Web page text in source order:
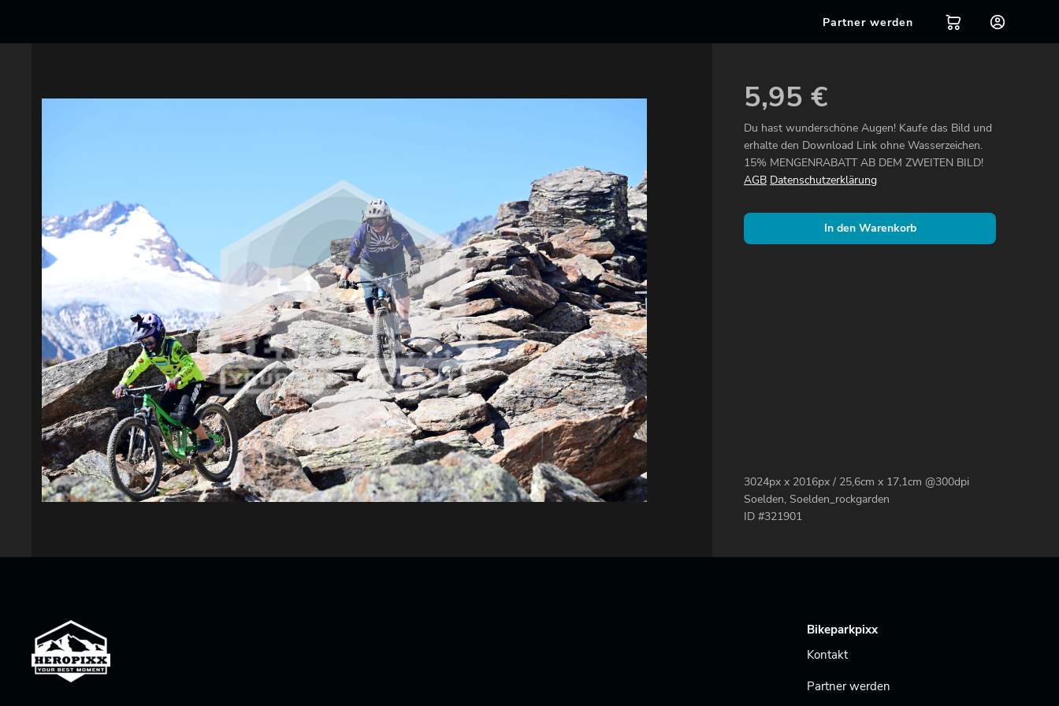
Partner werden
5,95 €
Du hast wunderschöne Augen! Kaufe das Bild und
erhalte den Download Link ohne Wasserzeichen.
15% MENGENRABATT AB DEM ZWEITEN BILD!
AGB Datenschutzerklärung
In den Warenkorb
3024px x 2016px / 25,6cm x 17,1cm @300dpi
Soelden, Soelden_rockgarden
ID #321901
Bikeparkpixx
Kontakt
Partner werden